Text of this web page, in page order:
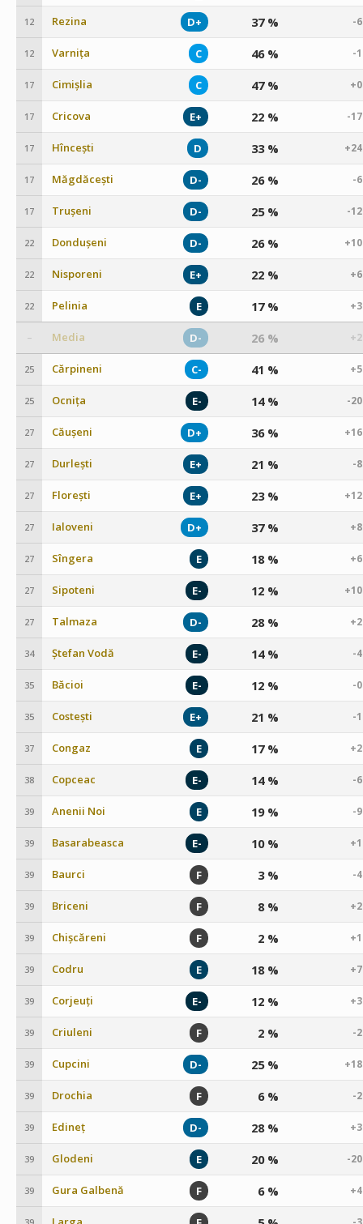
12 Rezina D+ 37 % -
12 Varnița C 46 % -
17 Cimișlia C 47 %
17 Cricova E+ 22 % -
17 Hîncești D 33 %
17 Măgdăcești D- 26 % -
17 Trușeni D- 25 % -
22 Dondușeni D- 26 %
22 Nisporeni E+ 22 %
22 Pelinia E 17 %
– Media D- 26 %
25 Cărpineni C- 41 %
25 Ocnița E- 14 % -
27 Căușeni D+ 36 %
27 Durlești E+ 21 % -
27 Florești E+ 23 %
27 Ialoveni D+ 37 %
27 Sîngera E 18 %
27 Sipoteni E- 12 %
27 Talmaza D- 28 %
34 Ștefan Vodă E- 14 % -
35 Băcioi E- 12 % -
35 Costești E+ 21 % -
37 Congaz E 17 %
38 Copceac E- 14 % -
39 Anenii Noi E 19 % -
39 Basarabeasca E- 10 %
39 Baurci F 3 % -
39 Briceni F 8 %
39 Chișcăreni F 2 %
39 Codru E 18 %
39 Corjeuți E- 12 %
39 Criuleni F 2 % -
39 Cupcini D- 25 %
39 Drochia F 6 % -
39 Edineț D- 28 %
39 Glodeni E 20 % -
39 Gura Galbenă F 6 %